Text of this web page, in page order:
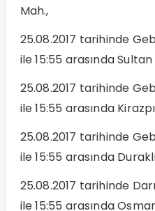
Mah.,
25.08.2017 tarihinde
ile 15:55 arasında
25.08.2017 tarihinde
ile 15:55 arasında
25.08.2017 tarihinde
ile 15:55 arasında
25.08.2017 tarihinde
ile 15:55 arasında